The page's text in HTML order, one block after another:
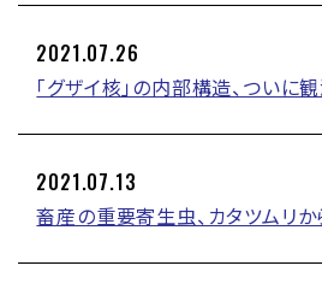
2021.07.26
「グザイ核」の内部構造、つい
2021.07.13
畜産の重要寄生虫、カタツム